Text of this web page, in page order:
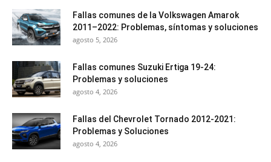
Fallas comunes de la Volkswagen Amarok
2011–2022: Problemas, síntomas y soluciones
agosto 5, 2026
Fallas comunes Suzuki Ertiga 19-24:
Problemas y soluciones
agosto 4, 2026
Fallas del Chevrolet Tornado 2012-2021:
Problemas y Soluciones
agosto 4, 2026